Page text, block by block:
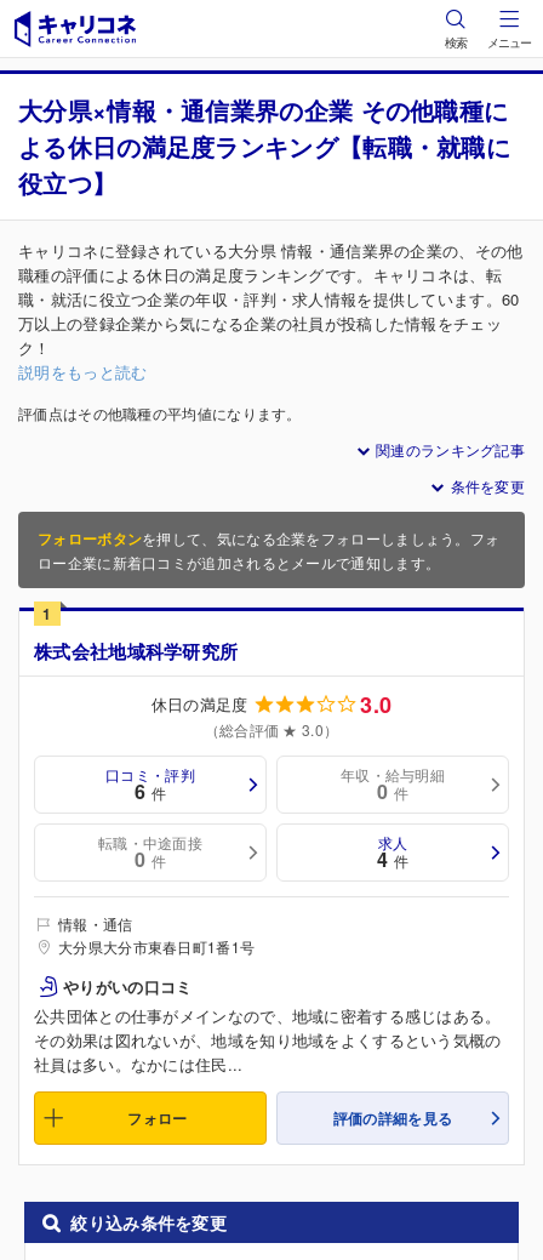
検索 メニュー
大分県×情報・通信業界の企業 その他職種に
よる休日の満足度ランキング【転職・就職に
役立つ】
キャリコネに登録されている大分県 情報・通信業界の企業の、その他
職種の評価による休日の満足度ランキングです。キャリコネは、転
職・就活に役立つ企業の年収・評判・求人情報を提供しています。60
万以上の登録企業から気になる企業の社員が投稿した情報をチェッ
ク！
説明をもっと読む
評価点はその他職種の平均値になります。
関連のランキング記事
条件を変更
フォローボタンを押して、気になる企業をフォローしましょう。フォ
ロー企業に新着口コミが追加されるとメールで通知します。
1
株式会社地域科学研究所
休日の満足度 3.0
（総合評価 ★ 3.0）
口コミ・評判
6 件
年収・給与明細
0 件
転職・中途面接
0 件
求人
4 件
情報・通信
大分県大分市東春日町1番1号
やりがいの口コミ
公共団体との仕事がメインなので、地域に密着する感じはある。
その効果は図れないが、地域を知り地域をよくするという気概の
社員は多い。なかには住民...
フォロー 評価の詳細を見る
絞り込み条件を変更